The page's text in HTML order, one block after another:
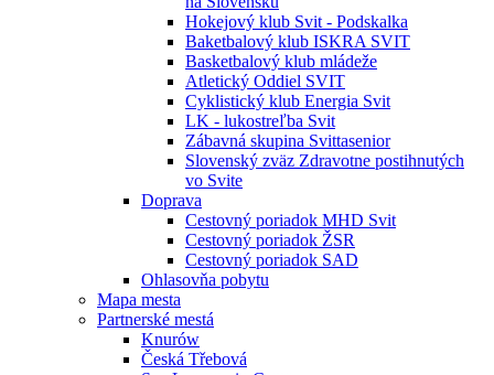
Hokejový klub Svit - Podskalka
Baketbalový klub ISKRA SVIT
Basketbalový klub mládeže
Atletický Oddiel SVIT
Cyklistický klub Energia Svit
LK - lukostreľba Svit
Zábavná skupina Svittasenior
Slovenský zväz Zdravotne postihnutých
vo Svite
Doprava
Cestovný poriadok MHD Svit
Cestovný poriadok ŽSR
Cestovný poriadok SAD
Ohlasovňa pobytu
Mapa mesta
Partnerské mestá
Knurów
Česká Třebová